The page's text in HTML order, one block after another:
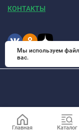
КОНТАКТЫ
Главная Каталог
Мы используем
вас.